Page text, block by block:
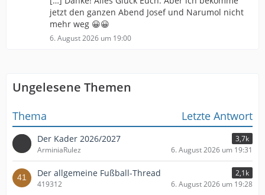
jetzt den ganzen Abend Josef und Narumol nicht
mehr weg 😀😀
6. August 2026 um 19:00
Ungelesene Themen
Thema Letzte Antwort
Der Kader 2026/2027
3,7k
ArminiaRulez
6. August 2026 um 19:31
Der allgemeine Fußball-Thread
2,1k
419312
6. August 2026 um 19:28